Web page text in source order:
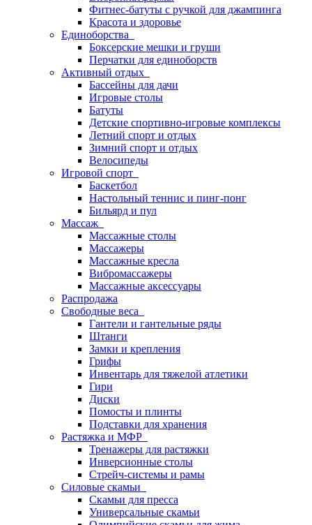
Фитнес-батуты с ручкой для джампинга
Красота и здоровье
Единоборства
Боксерские мешки и груши
Перчатки для единоборств
Активный отдых
Бассейны для дачи
Игровые столы
Батуты
Детские спортивно-игровые комплексы
Летний спорт и отдых
Зимний спорт и отдых
Велосипеды
Игровой спорт
Баскетбол
Настольный теннис и пинг-понг
Бильярд и пул
Массаж
Массажные столы
Массажеры
Массажные кресла
Вибромассажеры
Массажные аксессуары
Распродажа
Свободные веса
Гантели и гантельные ряды
Штанги
Замки и крепления
Грифы
Инвентарь для тяжелой атлетики
Гири
Диски
Помосты и плинты
Подставки для хранения
Растяжка и МФР
Тренажеры для растяжки
Инверсионные столы
Стрейч-системы и рамы
Силовые скамьи
Скамьи для пресса
Универсальные скамьи